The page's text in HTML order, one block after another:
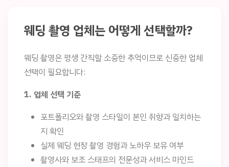
웨딩 촬영 업체는 어떻게 선택할까?
웨딩 촬영은 평생 간직할 소중한 추억이므로 신중한 업체
선택이 필요합니다:
1. 업체 선택 기준
포트폴리오와 촬영 스타일이 본인 취향과 일치하는
지 확인
실제 웨딩 현장 촬영 경험과 노하우 보유 여부
촬영사와 보조 스태프의 전문성과 서비스 마인드